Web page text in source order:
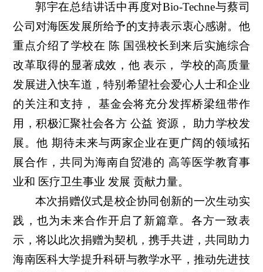
郭宇在总结讲话中再度对Bio-Techne与蔡司
公司对海医发展所给予的支持表示衷心感谢。他
重点介绍了学校在 陈 国强校长到来后实施综合
改革取得的显著成效，他 表示， 学校的高质量
发展进入快车道，特别希望社会爱心人士和企业
的关注和支持， 基金会将充分发挥桥梁纽带作
用，积极汇聚社会各方 公益 资源， 助力学校发
展。他 期待未来与两家企业在更广阔的领域拓
展合作，共同为海南自贸港的 高等医学教育事
业和 医疗卫生事业 发展 贡献力量。
本次捐赠仪式是校企协同创新的一次生动实
践，也为未来合作开启了新篇章。各方一致表
示，将以此次捐赠为契机，携手共进，共同助力
海南医科大学提升科研与教学水平，推动先进技